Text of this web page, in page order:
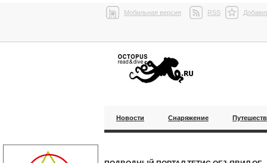
Мобильная версия RSS
Новости Снаряжение